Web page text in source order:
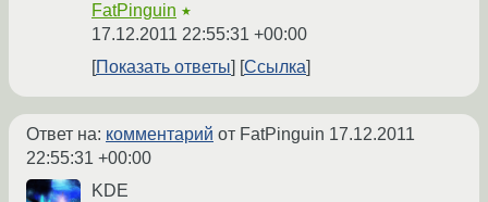
FatPinguin ★
17.12.2011 22:55:31 +00:00
Показать ответы
Ссылка
Ответ на: комментарий от FatPinguin 17.12.2011
22:55:31 +00:00
KDE